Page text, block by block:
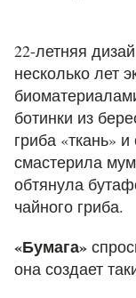
22-летняя
несколько лет
ботинки из
гриба «ткань» и
смастерила
обтянула
чайного гриба.
«Бумага»
она создает